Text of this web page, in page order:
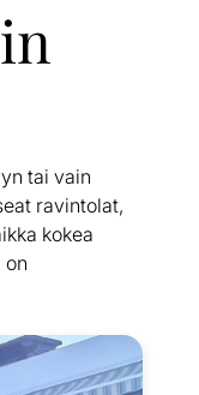
tai vain
ravintolat,
kokea
on